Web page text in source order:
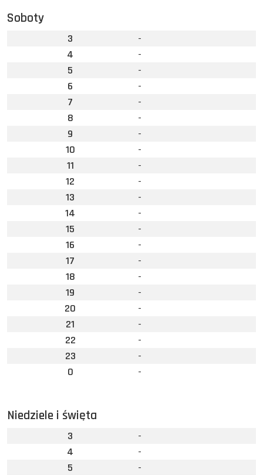
Soboty
3
-
4
-
5
-
6
-
7
-
8
-
9
-
10
-
11
-
12
-
13
-
14
-
15
-
16
-
17
-
18
-
19
-
20
-
21
-
22
-
23
-
0
-
Niedziele i święta
3
-
4
-
5
-